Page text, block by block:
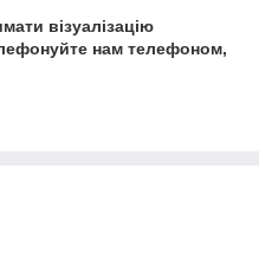
візуалізацію
нам телефоном,